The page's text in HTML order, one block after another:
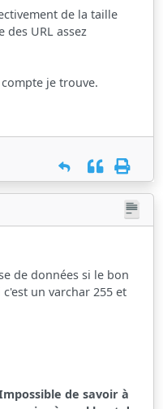
de la taille
URL assez
je trouve.
de données si le bon
un varchar 255 et
de savoir à